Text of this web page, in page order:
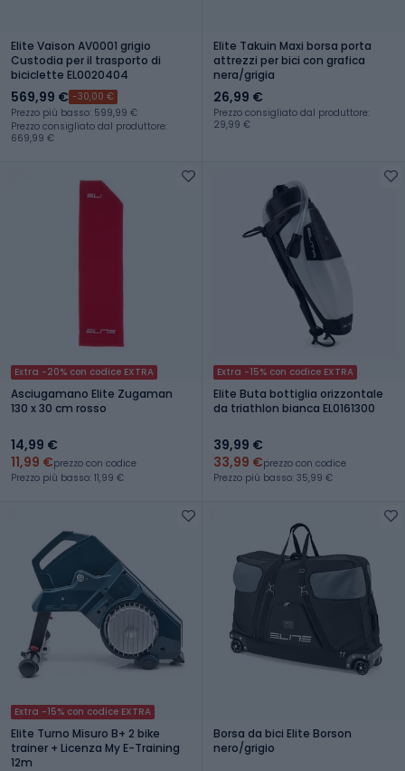
Elite Vaison AV0001 grigio
Custodia per il trasporto di
biciclette EL0020404
569,99 € -30,00 €
Prezzo più basso: 599,99 €
Prezzo consigliato dal produttore:
669,99 €
Elite Takuin Maxi borsa porta
attrezzi per bici con grafica
nera/grigia
26,99 €
Prezzo consigliato dal produttore:
29,99 €
Extra -20% con codice EXTRA
Asciugamano Elite Zugaman
130 x 30 cm rosso
14,99 €
11,99 €prezzo con codice
Prezzo più basso: 11,99 €
Extra -15% con codice EXTRA
Elite Buta bottiglia orizzontale
da triathlon bianca EL0161300
39,99 €
33,99 €prezzo con codice
Prezzo più basso: 35,99 €
Extra -15% con codice EXTRA
Elite Turno Misuro B+ 2 bike
trainer + Licenza My E-Training
12m
Borsa da bici Elite Borson
nero/grigio